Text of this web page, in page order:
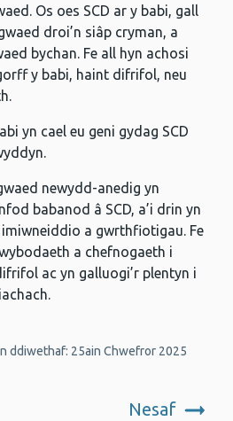
Os oes SCD ar y babi, gall
droi’n siâp cryman, a
bychan. Fe all hyn achosi
y babi, haint difrifol, neu
yn cael eu geni gydag SCD
newydd-anedig yn
babanod â SCD, a’i drin yn
a gwrthfiotigau. Fe
a chefnogaeth i
ac yn galluogi’r plentyn i
ddiwethaf: 25ain Chwefror 2025
Nesaf